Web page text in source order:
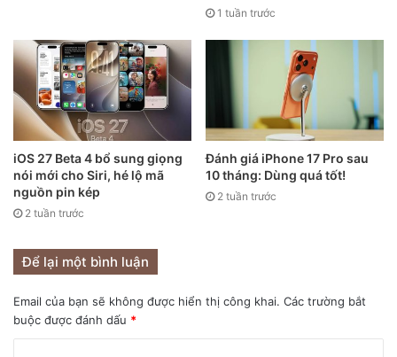
1 tuần trước
iOS 27 Beta 4 bổ sung giọng
nói mới cho Siri, hé lộ mã
nguồn pin kép
2 tuần trước
Đánh giá iPhone 17 Pro sau
10 tháng: Dùng quá tốt!
2 tuần trước
Để lại một bình luận
Email của bạn sẽ không được hiển thị công khai. Các trường bắt
buộc được đánh dấu *